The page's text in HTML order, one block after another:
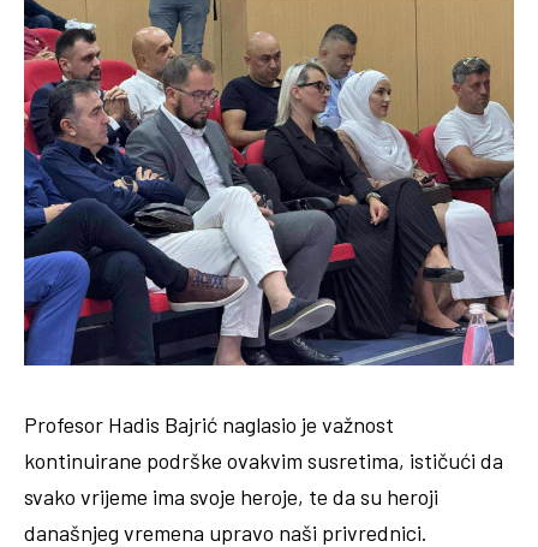
Profesor Hadis Bajrić naglasio je važnost
kontinuirane podrške ovakvim susretima, ističući da
svako vrijeme ima svoje heroje, te da su heroji
današnjeg vremena upravo naši privrednici.